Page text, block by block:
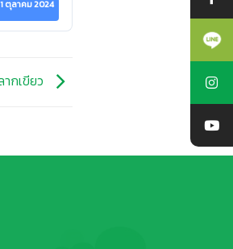
ตุลาคม 2024
กเขียว